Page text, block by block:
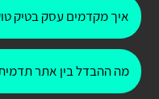
איך מקדמים עסק בטיק
מה ההבדל בין אתר